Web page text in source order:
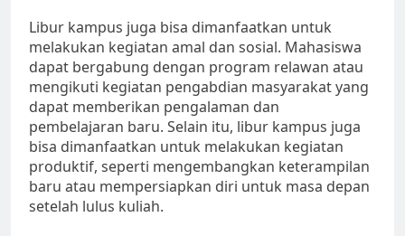
Libur kampus juga bisa dimanfaatkan untuk
melakukan kegiatan amal dan sosial. Mahasiswa
dapat bergabung dengan program relawan atau
mengikuti kegiatan pengabdian masyarakat yang
dapat memberikan pengalaman dan
pembelajaran baru. Selain itu, libur kampus juga
bisa dimanfaatkan untuk melakukan kegiatan
produktif, seperti mengembangkan keterampilan
baru atau mempersiapkan diri untuk masa depan
setelah lulus kuliah.